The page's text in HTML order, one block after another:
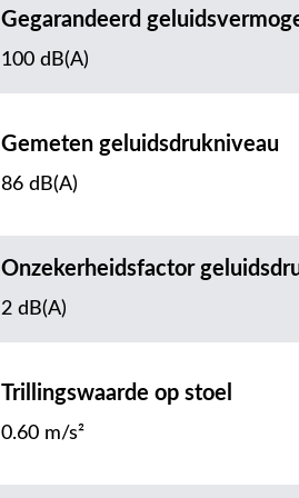
Gegarandeerd
100 dB(A)
Gemeten geluidsdrukniveau
86 dB(A)
Onzekerheidsfactor
2 dB(A)
Trillingswaarde op stoel
0.60 m/s²